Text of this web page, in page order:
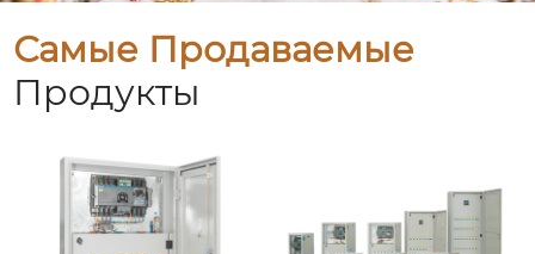
Самые Продаваемые
Продукты